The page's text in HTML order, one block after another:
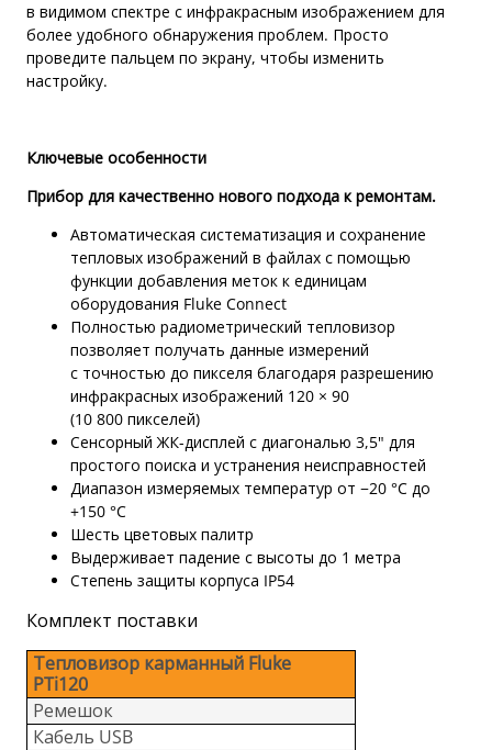
в видимом спектре с инфракрасным изображением для
более удобного обнаружения проблем. Просто
проведите пальцем по экрану, чтобы изменить
настройку.
Ключевые особенности
Прибор для качественно нового подхода к ремонтам.
Автоматическая систематизация и сохранение
тепловых изображений в файлах с помощью
функции добавления меток к единицам
оборудования Fluke Connect
Полностью радиометрический тепловизор
позволяет получать данные измерений
с точностью до пикселя благодаря разрешению
инфракрасных изображений 120 × 90
(10 800 пикселей)
Сенсорный ЖК-дисплей с диагональю 3,5" для
простого поиска и устранения неисправностей
Диапазон измеряемых температур от −20 °C до
+150 °C
Шесть цветовых палитр
Выдерживает падение с высоты до 1 метра
Степень защиты корпуса IP54
Комплект поставки
Тепловизор карманный Fluke
PTi120
Ремешок
Кабель USB